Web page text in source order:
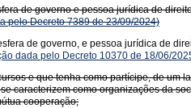
de governo e pessoa jurídica de
pelo Decreto 7389 de 23/09/2024)
de governo, e pessoa jurídica de
dada pelo Decreto 10370 de 18/06/
e que tenha como partícipe, de
caracterizem como organizações da
cooperação;